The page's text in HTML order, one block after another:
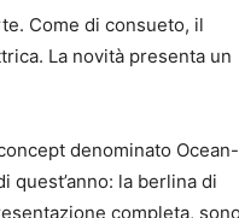
Come di consueto, il
La novità presenta un
denominato Ocean-
quest’anno: la berlina di
completa, sono